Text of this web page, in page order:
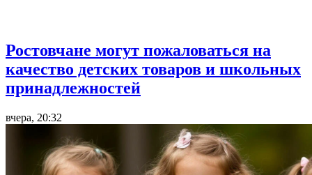
Ростовчане могут пожаловаться на
качество детских товаров и школьных
принадлежностей
вчера, 20:32